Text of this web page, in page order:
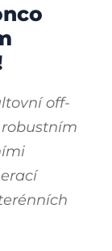
off-